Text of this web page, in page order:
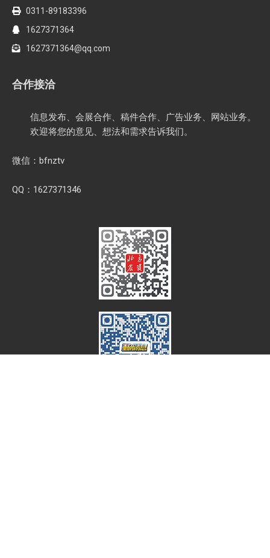
0311-89183396
1627371364
1627371364@qq.com
合作接洽
信息发布、会展合作、稿件合作、广告业务、网站业务。
欢迎将您的意见、想法和需求告诉我们。
微信：bfnztv
QQ：1627371346